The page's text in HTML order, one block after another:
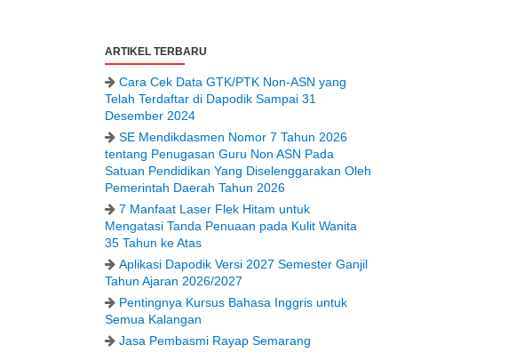
ARTIKEL TERBARU
Cara Cek Data GTK/PTK Non-ASN yang
Telah Terdaftar di Dapodik Sampai 31
Desember 2024
SE Mendikdasmen Nomor 7 Tahun 2026
tentang Penugasan Guru Non ASN Pada
Satuan Pendidikan Yang Diselenggarakan Oleh
Pemerintah Daerah Tahun 2026
7 Manfaat Laser Flek Hitam untuk
Mengatasi Tanda Penuaan pada Kulit Wanita
35 Tahun ke Atas
Aplikasi Dapodik Versi 2027 Semester Ganjil
Tahun Ajaran 2026/2027
Pentingnya Kursus Bahasa Inggris untuk
Semua Kalangan
Jasa Pembasmi Rayap Semarang